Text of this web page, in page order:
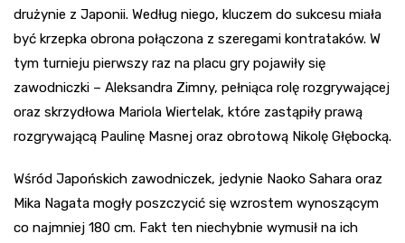
drużynie z Japonii. Według niego, kluczem do sukcesu miała
być krzepka obrona połączona z szeregami kontrataków. W
tym turnieju pierwszy raz na placu gry pojawiły się
zawodniczki – Aleksandra Zimny, pełniąca rolę rozgrywającej
oraz skrzydłowa Mariola Wiertelak, które zastąpiły prawą
rozgrywającą Paulinę Masnej oraz obrotową Nikolę Głębocką.
Wśród Japońskich zawodniczek, jedynie Naoko Sahara oraz
Mika Nagata mogły poszczycić się wzrostem wynoszącym
co najmniej 180 cm. Fakt ten niechybnie wymusił na ich